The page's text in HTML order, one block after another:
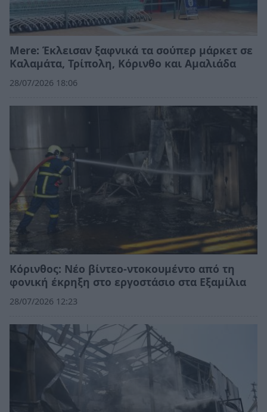
Mere: Έκλεισαν ξαφνικά τα σούπερ μάρκετ σε
Καλαμάτα, Τρίπολη, Κόρινθο και Αμαλιάδα
28/07/2026 18:06
Κόρινθος: Νέο βίντεο-ντοκουμέντο από τη
φονική έκρηξη στο εργοστάσιο στα Εξαμίλια
28/07/2026 12:23